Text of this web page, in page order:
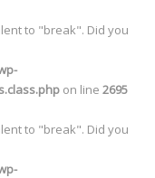
to "break". Did you
on line 2695
to "break". Did you